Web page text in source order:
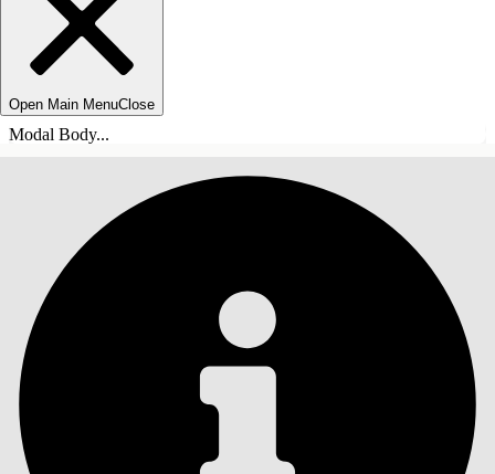
Open Main MenuClose
Modal Body...
ÍNDICE DE MATERIAS